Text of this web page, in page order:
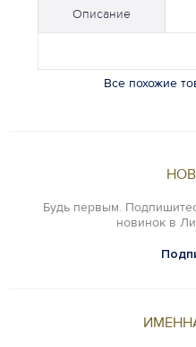
Описание
Все похожие
Будь первым.
новинок в